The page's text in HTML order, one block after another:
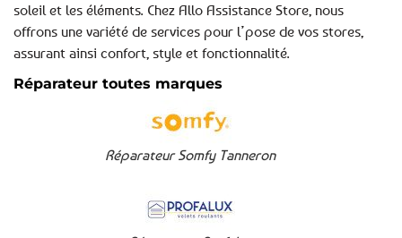
soleil et les éléments. Chez Allo Assistance Store, nous
offrons une variété de services pour l’pose de vos stores,
assurant ainsi confort, style et fonctionnalité.
Réparateur toutes marques
Réparateur Somfy Tanneron